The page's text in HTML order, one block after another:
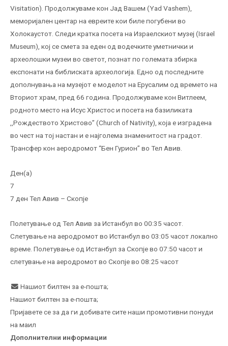
Visitation). Продолжуваме кон Јад Вашем (Yad Vashem),
меморијален центар на евреите кои биле погубени во
Холокаустот. Следи кратка посета на Израелскиот музеј (Israel
Museum), кој се смета за еден од водечките уметнички и
археолошки музеи во светот, познат по големата збирка
експонати на библиската археологија. Едно од последните
дополнувања на музејот е моделот на Ерусалим од времето на
Вториот храм, пред 66 година. Продолжуваме кон Витлеем,
родното место на Исус Христос и посета на базиликата
,,Рождеството Христово’’ (Church of Nativity), која е изградена
во чест на тој настан и е најголема знаменитост на градот.
Трансфер кон аеродромот “Бен Гурион” во Тел Авив.
Ден(а)
7
7 ден Тел Авив – Скопје
Полетување од Тел Авив за Истанбул во 00:35 часот.
Слетување на аеродромот во Истанбул во 03:05 часот локално
време. Полетување од Истанбул за Скопје во 07:50 часот и
слетување на аеродромот во Скопје во 08:25 часот
Нашиот билтен за е-пошта;
Нашиот билтен за е-пошта;
Пријавете се за да ги добивате сите наши промотивни понуди
на маил
Дополнителни информации